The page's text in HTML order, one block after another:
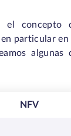
el concepto
particular en
algunas
NFV